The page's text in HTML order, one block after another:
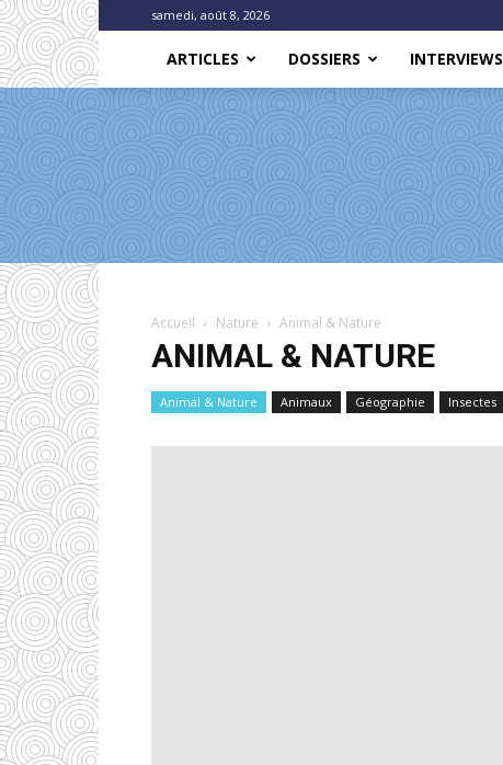
samedi, août 8, 2026
ARTICLES DOSSIERS INTERVIEWS
Accueil Nature Animal & Nature
ANIMAL & NATURE
Animal & Nature Animaux Géographie Insectes